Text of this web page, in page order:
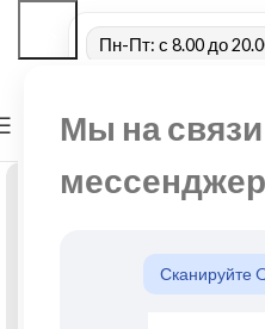
Мы на
Сканируйте
Пн-Пт: с 8.00 до
МЕНЮ